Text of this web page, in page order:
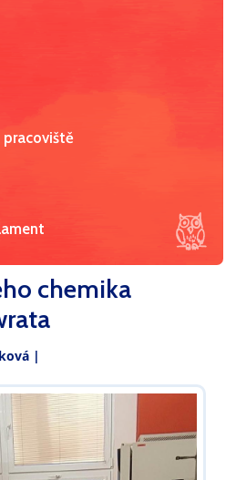
pracoviště
chemika
|